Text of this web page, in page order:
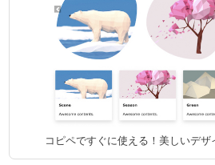
コピペですぐに使える！美しいデザ